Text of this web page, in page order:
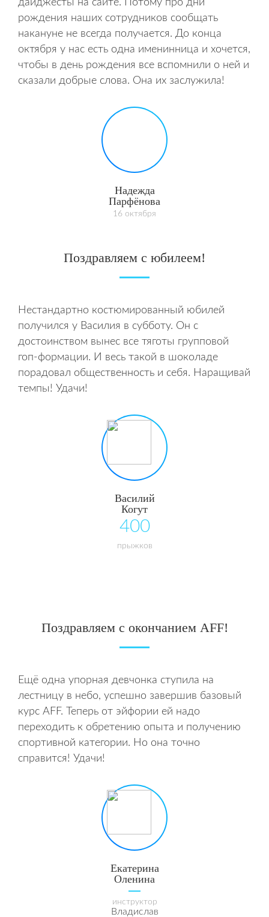
дайджесты на сайте. Потому про дни
рождения наших сотрудников сообщать
накануне не всегда получается. До конца
октября у нас есть одна именинница и хочется,
чтобы в день рождения все вспомнили о ней и
сказали добрые слова. Она их заслужила!
Надежда
Парфёнова
16 октября
Поздравляем с юбилеем!
Нестандартно костюмированный юбилей
получился у Василия в субботу. Он с
достоинством вынес все тяготы групповой
гоп-формации. И весь такой в шоколаде
порадовал общественность и себя. Наращивай
темпы! Удачи!
Василий
Когут
400
прыжков
Поздравляем с окончанием AFF!
Ещё одна упорная девчонка ступила на
лестницу в небо, успешно завершив базовый
курс AFF. Теперь от эйфории ей надо
переходить к обретению опыта и получению
спортивной категории. Но она точно
справится! Удачи!
Екатерина
Оленина
инструктор
Владислав